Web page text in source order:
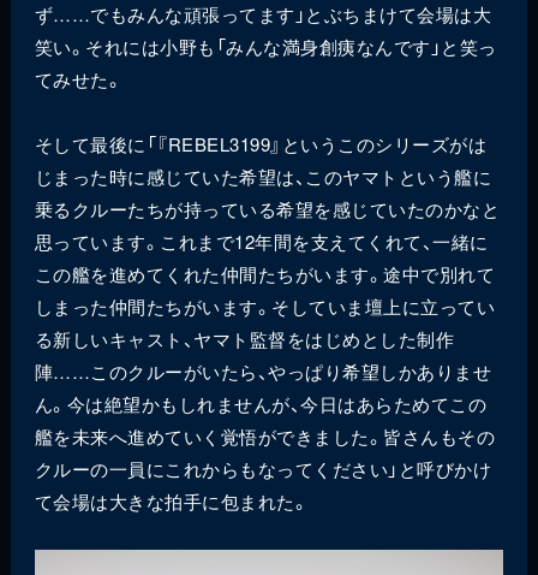
ず……でもみんな頑張ってます」とぶちまけて会場は大
笑い。それには小野も「みんな満身創痍なんです」と笑っ
てみせた。
そして最後に「『REBEL3199』というこのシリーズがは
じまった時に感じていた希望は、このヤマトという艦に
乗るクルーたちが持っている希望を感じていたのかなと
思っています。これまで12年間を支えてくれて、一緒に
この艦を進めてくれた仲間たちがいます。途中で別れて
しまった仲間たちがいます。そしていま壇上に立ってい
る新しいキャスト、ヤマト監督をはじめとした制作
陣……このクルーがいたら、やっぱり希望しかありませ
ん。今は絶望かもしれませんが、今日はあらためてこの
艦を未来へ進めていく覚悟ができました。皆さんもその
クルーの一員にこれからもなってください」と呼びかけ
て会場は大きな拍手に包まれた。